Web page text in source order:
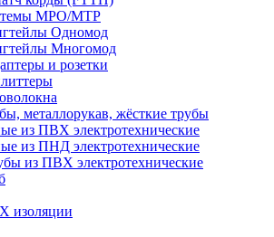
MPO/MTP
Одномод
Многомод
и розетки
металлорукав, жёсткие трубы
из ПВХ электротехнические
из ПНД электротехнические
из ПВХ электротехнические
изоляции